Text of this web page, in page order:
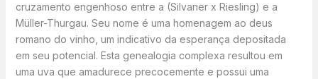
cruzamento engenhoso entre a (Silvaner x Riesling) e a
Müller-Thurgau. Seu nome é uma homenagem ao deus
romano do vinho, um indicativo da esperança depositada
em seu potencial. Esta genealogia complexa resultou em
uma uva que amadurece precocemente e possui uma